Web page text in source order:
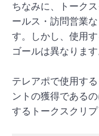
ちなみに、トーク
ールス・訪問営業
す。しかし、使用
ゴールは異なります
テレアポで使用す
ントの獲得である
するトークスクリ